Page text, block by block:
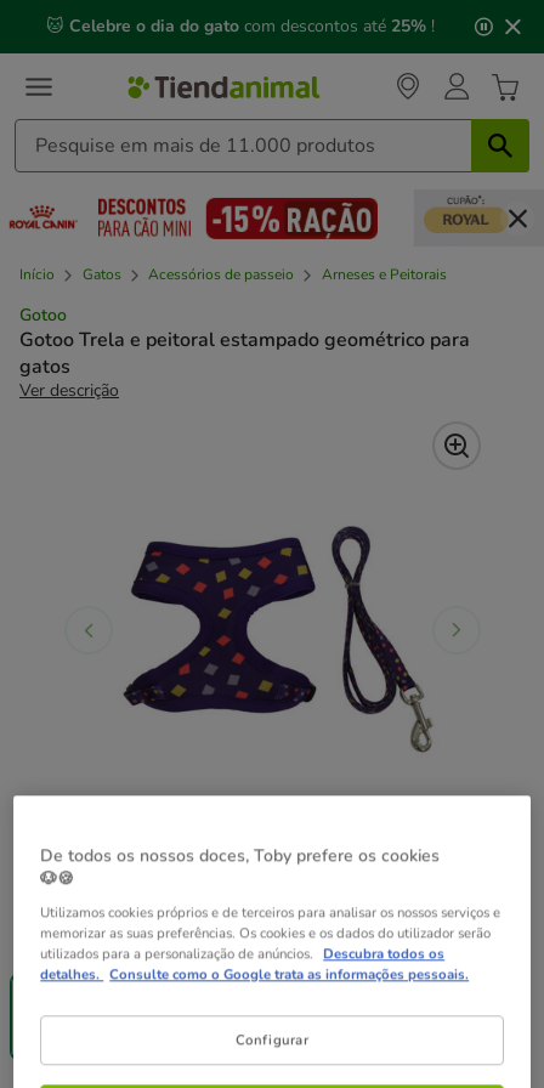
mensagem,
🐱 Celebre o dia do gato com descontos até 25% !
Início Gatos Acessórios de passeio Arneses e Peitorais
Gotoo
Gotoo Trela e peitoral estampado geométrico para
gatos
Ver descrição
Tamanho:S - M Guia de tamanhos
S - M
Entrega
De todos os nossos doces, Toby prefere os cookies
🐶🍪
Utilizamos cookies próprios e de terceiros para analisar os nossos serviços e
memorizar as suas preferências. Os cookies e os dados do utilizador serão
utilizados para a personalização de anúncios. Descubra todos os
detalhes. Consulte como o Google trata as informações pessoais.
Configurar